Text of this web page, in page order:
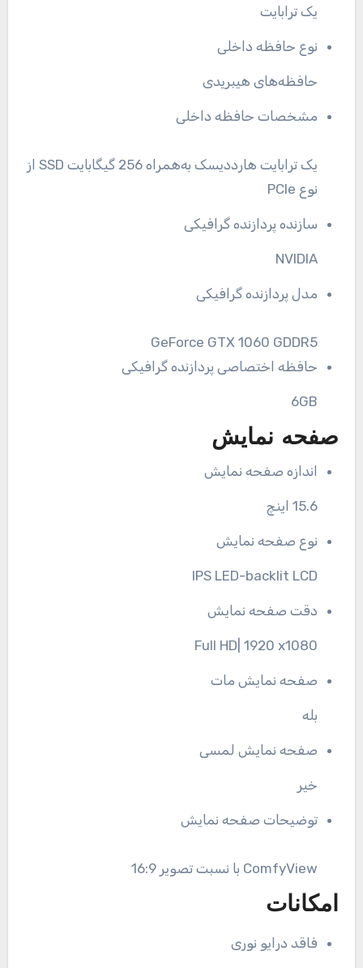
یک ترابایت
نوع حافظه داخلی
حافظه‌های هیبریدی
مشخصات حافظه داخلی
یک ترابایت هارددیسک به‌همراه 256 گیگابایت SSD از
نوع PCIe
سازنده پردازنده گرافیکی
NVIDIA
مدل پردازنده گرافیکی
GeForce GTX 1060 GDDR5
حافظه اختصاصی پردازنده گرافیکی
6GB
صفحه نمایش
اندازه صفحه نمایش
15.6 اینچ
نوع صفحه نمایش
IPS LED-backlit LCD
دقت صفحه نمایش
Full HD| 1920 x1080
صفحه نمایش مات
بله
صفحه نمایش لمسی
خیر
توضیحات صفحه نمایش
ComfyView با نسبت تصویر 16:9
امکانات
فاقد درایو نوری